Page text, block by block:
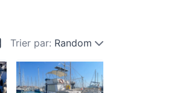
Trier par: Random